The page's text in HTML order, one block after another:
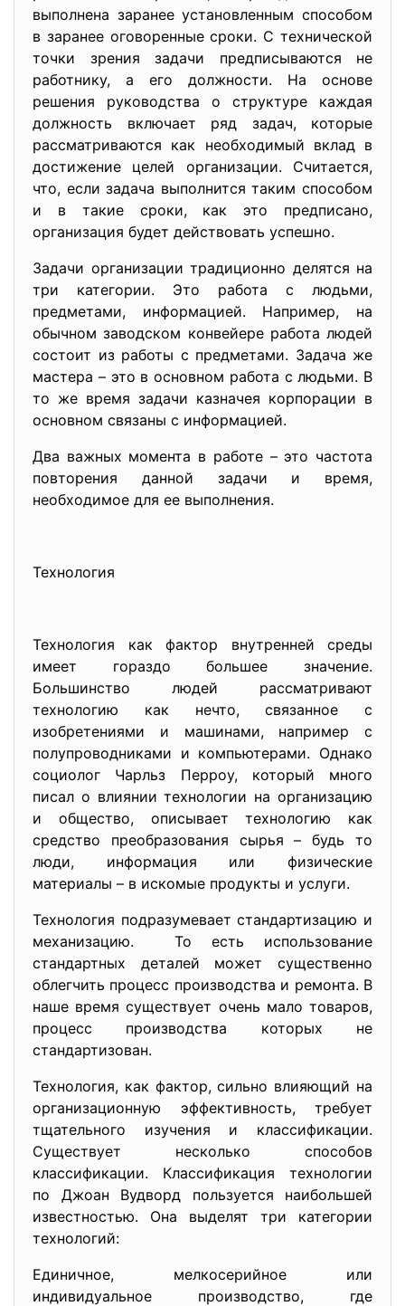
выполнена заранее установленным способом
в заранее оговоренные сроки. С технической
точки зрения задачи предписываются не
работнику, а его должности. На основе
решения руководства о структуре каждая
должность включает ряд задач, которые
рассматриваются как необходимый вклад в
достижение целей организации. Считается,
что, если задача выполнится таким способом
и в такие сроки, как это предписано,
организация будет действовать успешно.
Задачи организации традиционно делятся на
три категории. Это работа с людьми,
предметами, информацией. Например, на
обычном заводском конвейере работа людей
состоит из работы с предметами. Задача же
мастера – это в основном работа с людьми. В
то же время задачи казначея корпорации в
основном связаны с информацией.
Два важных момента в работе – это частота
повторения данной задачи и время,
необходимое для ее выполнения.
Технология
Технология как фактор внутренней среды
имеет гораздо большее значение.
Большинство людей рассматривают
технологию как нечто, связанное с
изобретениями и машинами, например с
полупроводниками и компьютерами. Однако
социолог Чарльз Перроу, который много
писал о влиянии технологии на организацию
и общество, описывает технологию как
средство преобразования сырья – будь то
люди, информация или физические
материалы – в искомые продукты и услуги.
Технология подразумевает стандартизацию и
механизацию. То есть использование
стандартных деталей может существенно
облегчить процесс производства и ремонта. В
наше время существует очень мало товаров,
процесс производства которых не
стандартизован.
Технология, как фактор, сильно влияющий на
организационную эффективность, требует
тщательного изучения и классификации.
Существует несколько способов
классификации. Классификация технологии
по Джоан Вудворд пользуется наибольшей
известностью. Она выделят три категории
технологий:
Единичное, мелкосерийное или
индивидуальное производство, где